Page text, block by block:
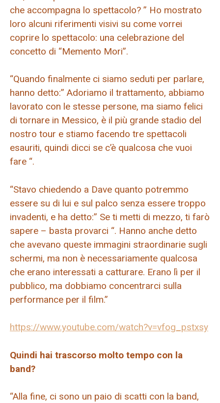
che accompagna lo spettacolo? ” Ho mostrato
loro alcuni riferimenti visivi su come vorrei
coprire lo spettacolo: una celebrazione del
concetto di “Memento Mori”.
“Quando finalmente ci siamo seduti per parlare,
hanno detto:” Adoriamo il trattamento, abbiamo
lavorato con le stesse persone, ma siamo felici
di tornare in Messico, è il più grande stadio del
nostro tour e stiamo facendo tre spettacoli
esauriti, quindi dicci se c’è qualcosa che vuoi
fare “.
“Stavo chiedendo a Dave quanto potremmo
essere su di lui e sul palco senza essere troppo
invadenti, e ha detto:” Se ti metti di mezzo, ti farò
sapere – basta provarci “. Hanno anche detto
che avevano queste immagini straordinarie sugli
schermi, ma non è necessariamente qualcosa
che erano interessati a catturare. Erano lì per il
pubblico, ma dobbiamo concentrarci sulla
performance per il film.”
https://www.youtube.com/watch?v=vfog_pstxsy
Quindi hai trascorso molto tempo con la
band?
“Alla fine, ci sono un paio di scatti con la band,